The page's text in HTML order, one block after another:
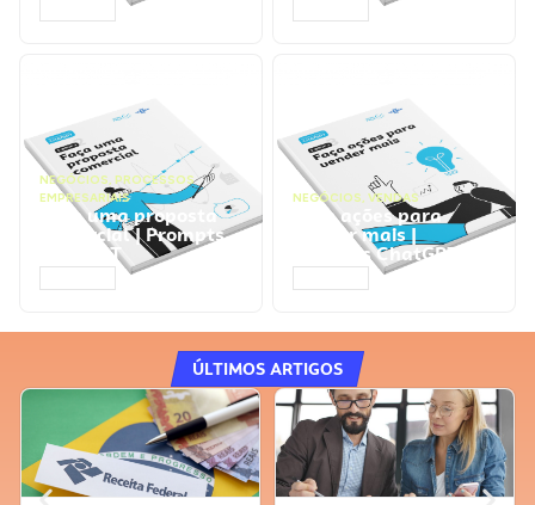
NEGÓCIOS, PROCESSOS
EMPRESARIAIS
Faça uma proposta
comercial | Prompts
ChatGPT
NEGÓCIOS, VENDAS
Faça ações para
vender mais |
Prompts ChatGPT
ÚLTIMOS ARTIGOS